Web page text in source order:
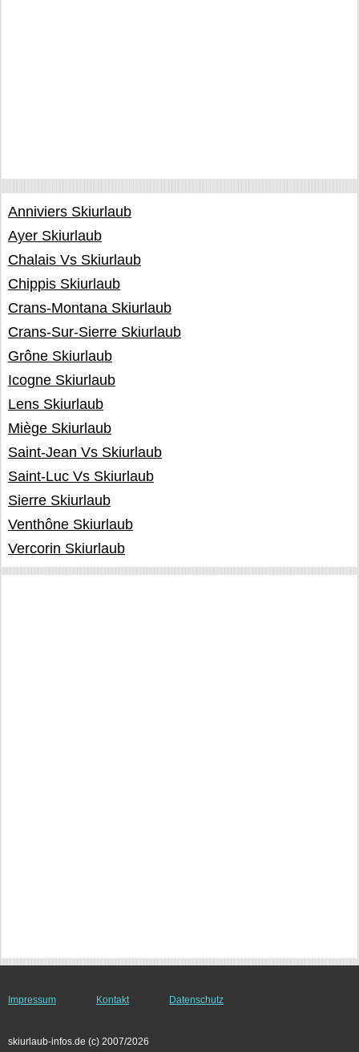
Anniviers Skiurlaub
Ayer Skiurlaub
Chalais Vs Skiurlaub
Chippis Skiurlaub
Crans-Montana Skiurlaub
Crans-Sur-Sierre Skiurlaub
Grône Skiurlaub
Icogne Skiurlaub
Lens Skiurlaub
Miège Skiurlaub
Saint-Jean Vs Skiurlaub
Saint-Luc Vs Skiurlaub
Sierre Skiurlaub
Venthône Skiurlaub
Vercorin Skiurlaub
Impressum Kontakt Datenschutz
skiurlaub-infos.de (c) 2007/2026